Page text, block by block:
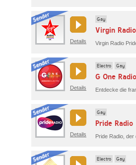
Details
Gay
Virgin
Details
Electro Gay
G One Radio
Details
Gay
Pride Radio
Pride Radio, der
Electro Gay